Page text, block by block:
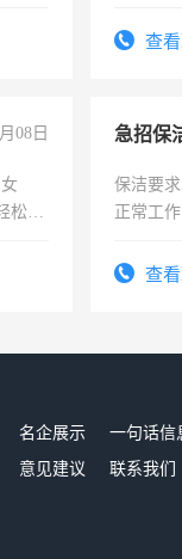
查
08日
松，
保洁要
正常工
录，客
查
名企展示 一句话信
意见建议 联系我们